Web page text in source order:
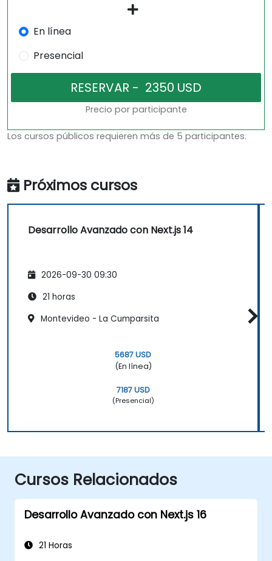
En línea
Presencial
Precio por participante
Los cursos públicos requieren más de 5 participantes.
Próximos cursos
Desarrollo Avanzado con Next.js 14
2026-09-30 09:30
21 horas
Montevideo - La Cumparsita
5687 USD
(En línea)
7187 USD
(Presencial)
Cursos Relacionados
Desarrollo Avanzado con Next.js 16
21 Horas